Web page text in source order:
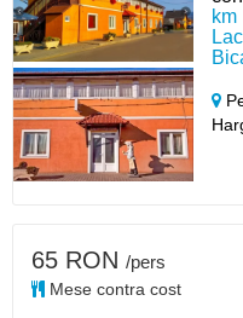
65 RON /pers
Mese contra cost